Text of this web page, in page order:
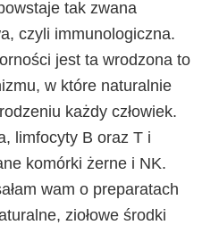
tak zwana
czyli immunologiczna.
jest ta wrodzona to
w które naturalnie
każdy człowiek.
limfocyty B oraz T i
komórki żerne i NK.
wam o preparatach
ziołowe środki